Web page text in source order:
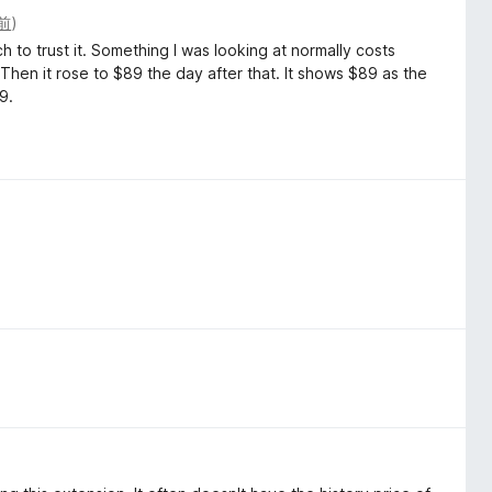
)
to trust it. Something I was looking at normally costs
it rose to $89 the day after that. It shows $89 as the